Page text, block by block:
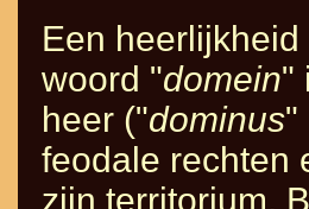
Een heerlijkheid
woord "domein"
heer ("dominus"
feodale rechten
zijn territorium.